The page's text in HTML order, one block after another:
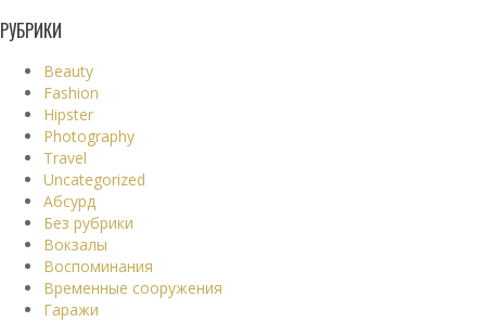
РУБРИКИ
Beauty
Fashion
Hipster
Photography
Travel
Uncategorized
Абсурд
Без рубрики
Вокзалы
Воспоминания
Временные сооружения
Гаражи